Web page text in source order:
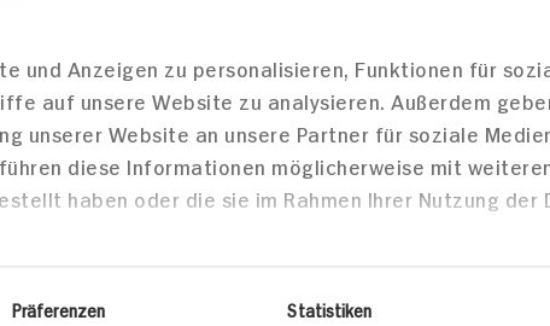
und Anzeigen zu personalisieren, Funktionen für
auf unsere Website zu analysieren. Außerdem
unserer Website an unsere Partner für soziale
diese Informationen möglicherweise mit
haben oder die sie im Rahmen Ihrer Nutzung der
Präferenzen Statistiken
Geräucherte Forelle
Veganer Curry-
Nudelauflauf mit
Blumenkohl und
Ananas